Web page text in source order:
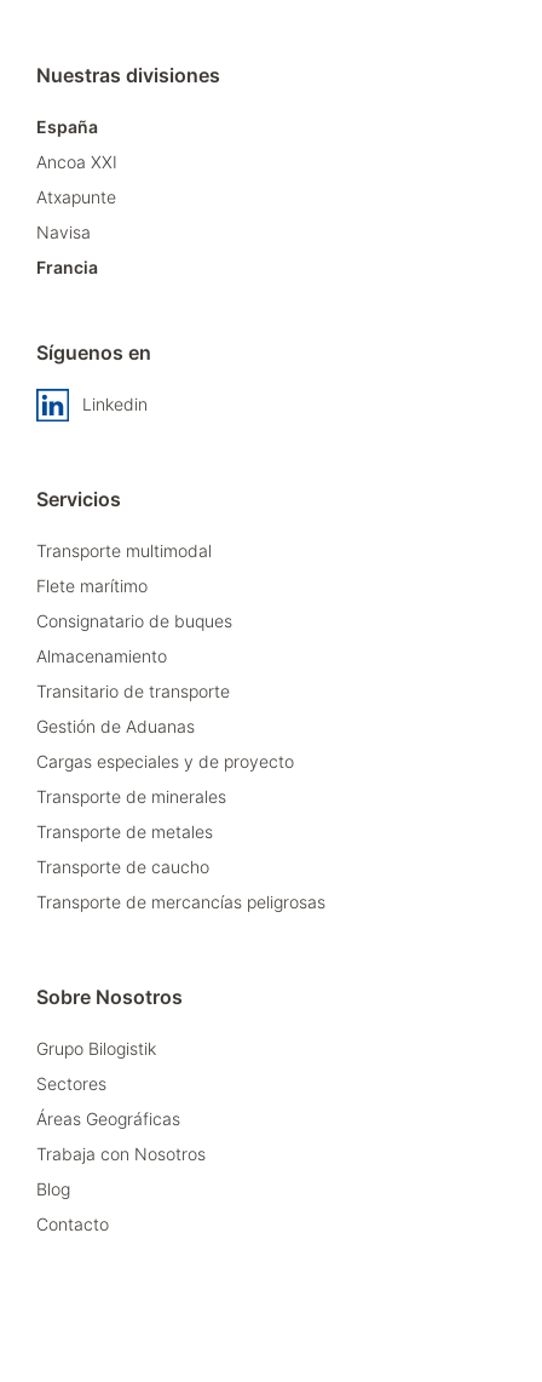
Nuestras divisiones
España
Ancoa XXI
Atxapunte
Navisa
Francia
Síguenos en
Linkedin
Servicios
Transporte multimodal
Flete marítimo
Consignatario de buques
Almacenamiento
Transitario de transporte
Gestión de Aduanas
Cargas especiales y de proyecto
Transporte de minerales
Transporte de metales
Transporte de caucho
Transporte de mercancías peligrosas
Sobre Nosotros
Grupo Bilogistik
Sectores
Áreas Geográficas
Trabaja con Nosotros
Blog
Contacto